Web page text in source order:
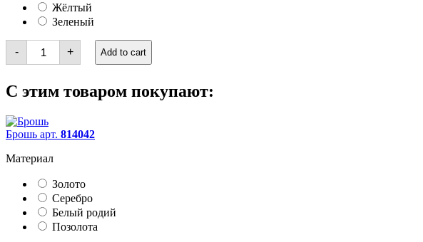
Жёлтый
Зеленый
-
Брошь
quantity
+ Add to cart
С этим товаром покупают:
Брошь арт. 814042
Материал
Золото
Серебро
Белый родий
Позолота